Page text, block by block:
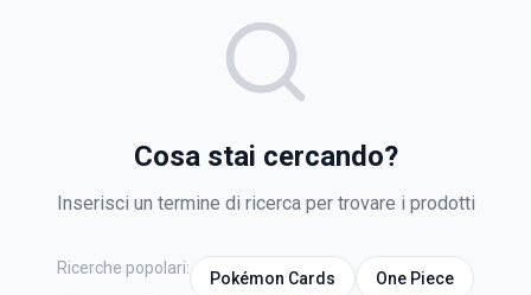
Cosa stai cercando?
Inserisci un termine di ricerca per trovare i prodotti
Ricerche popolari:
Pokémon Cards One Piece